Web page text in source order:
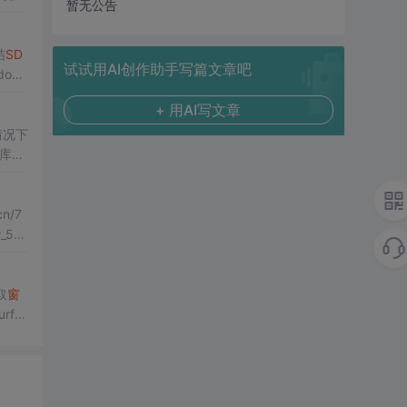
SD
下
7
窗
暂无公告
试试用AI创作助手写篇文章吧
+ 用AI写文章